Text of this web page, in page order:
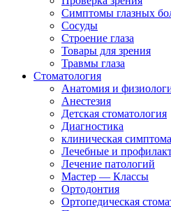
Симптомы глазных
Сосуды
Строение глаза
Товары для зрения
Травмы глаза
Стоматология
Анатомия и
Анестезия
Детская стоматология
Диагностика
клиническая
Лечебные и
Лечение патологий
Мастер — Классы
Ортодонтия
Ортопедическая